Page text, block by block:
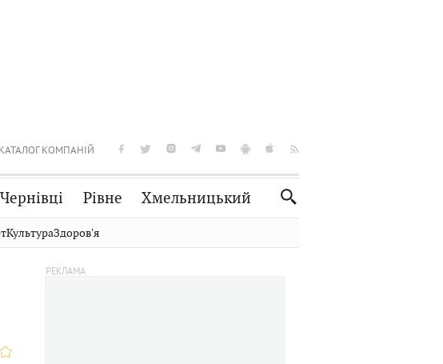
КАТАЛОГ КОМПАНІЙ
Чернівці Рівне Хмельницький
Словко
КультураЗдоровʼя